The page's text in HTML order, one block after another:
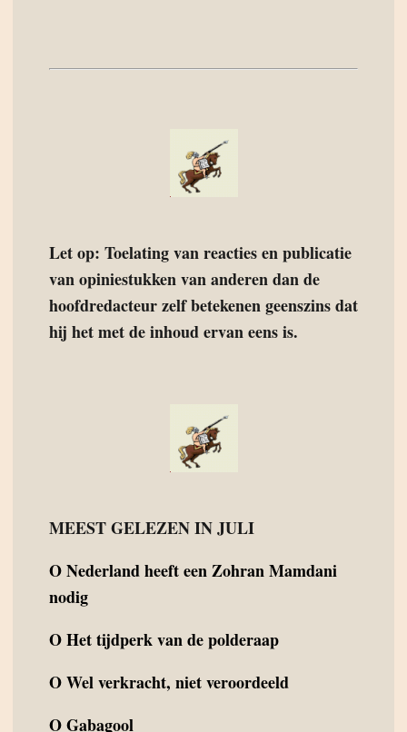
Let op: Toelating van reacties en publicatie
van opiniestukken van anderen dan de
hoofdredacteur zelf betekenen geenszins dat
hij het met de inhoud ervan eens is.
MEEST GELEZEN IN JULI
ONederland heeft een Zohran Mamdani
nodig
OHet tijdperk van de polderaap
OWel verkracht, niet veroordeeld
OGabagool